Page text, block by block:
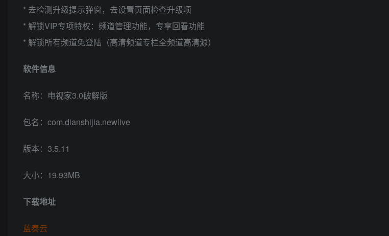
* 去检测升级提示弹窗，去设置页面检查升级项
* 解锁VIP专项特权：频道管理功能，专享回看功能
* 解锁所有频道免登陆（高清频道专栏全频道高清源）
软件信息
名称：电视家3.0破解版
包名：com.dianshijia.newlive
版本：3.5.11
大小：19.93MB
下载地址
蓝奏云